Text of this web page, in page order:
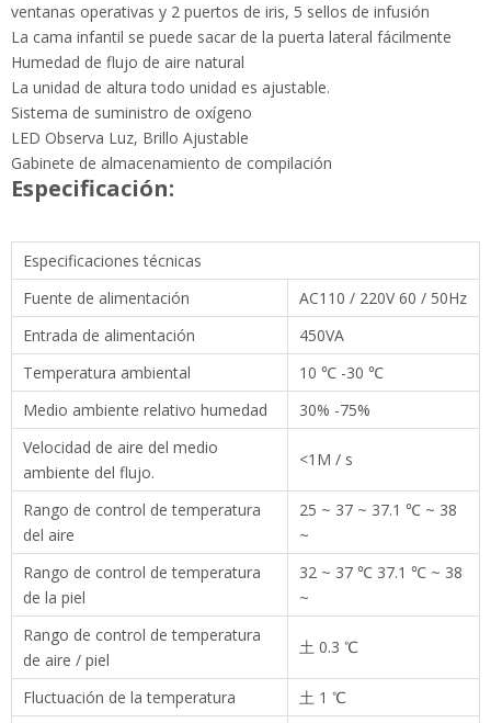
ventanas operativas y 2 puertos de iris, 5 sellos de infusión
La cama infantil se puede sacar de la puerta lateral fácilmente
Humedad de flujo de aire natural
La unidad de altura todo unidad es ajustable.
Sistema de suministro de oxígeno
LED Observa Luz, Brillo Ajustable
Gabinete de almacenamiento de compilación
Especificación:
Especificaciones técnicas
Fuente de alimentación
AC110 / 220V 60 / 50Hz
Entrada de alimentación
450VA
Temperatura ambiental
10 ℃ -30 ℃
Medio ambiente relativo humedad
30% -75%
Velocidad de aire del medio
ambiente del flujo.
<1M / s
Rango de control de temperatura
del aire
25 ~ 37 ~ 37.1 ℃ ~ 38
~
Rango de control de temperatura
de la piel
32 ~ 37 ℃ 37.1 ℃ ~ 38
~
Rango de control de temperatura
de aire / piel
土 0.3 ℃
Fluctuación de la temperatura
土 1 ℃